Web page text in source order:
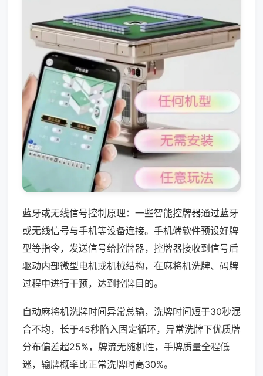
蓝牙或无线信号控制原理：一些智能控牌器通过蓝牙
或无线信号与手机等设备连接。手机端软件预设好牌
型等指令，发送信号给控牌器，控牌器接收到信号后
驱动内部微型电机或机械结构，在麻将机洗牌、码牌
过程中进行干预，达到控牌目的。
自动麻将机洗牌时间异常总输，洗牌时间短于30秒混
合不均，长于45秒陷入固定循环，异常洗牌下优质牌
分布偏差超25%，牌流无随机性，手牌质量全程低
迷，输牌概率比正常洗牌时高30%。